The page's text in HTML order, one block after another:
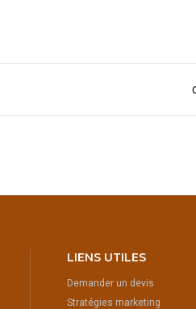
LIENS UTILES
Demander un devis
Stratégies marketing